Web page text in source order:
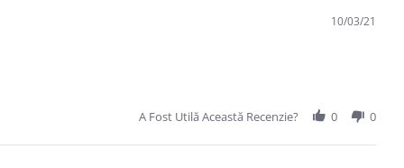
10/03/21
A Fost Utilă Această Recenzie? 0 0